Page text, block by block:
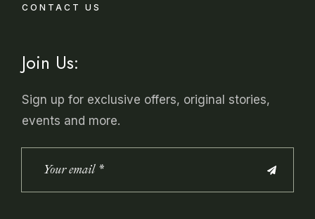
CONTACT US
Join Us:
Sign up for exclusive offers, original stories,
events and more.